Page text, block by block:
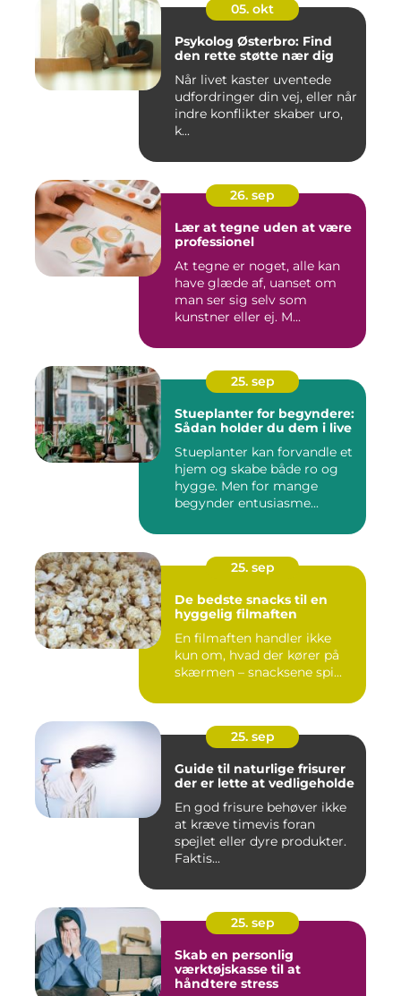
05. okt
Psykolog Østerbro: Find
den rette støtte nær dig
Når livet kaster uventede
udfordringer din vej, eller når
indre konflikter skaber uro,
k...
26. sep
Lær at tegne uden at være
professionel
At tegne er noget, alle kan
have glæde af, uanset om
man ser sig selv som
kunstner eller ej. M...
25. sep
Stueplanter for begyndere:
Sådan holder du dem i live
Stueplanter kan forvandle et
hjem og skabe både ro og
hygge. Men for mange
begynder entusiasme...
25. sep
De bedste snacks til en
hyggelig filmaften
En filmaften handler ikke
kun om, hvad der kører på
skærmen – snacksene spi...
25. sep
Guide til naturlige frisurer
der er lette at vedligeholde
En god frisure behøver ikke
at kræve timevis foran
spejlet eller dyre produkter.
Faktis...
25. sep
Skab en personlig
værktøjskasse til at
håndtere stress